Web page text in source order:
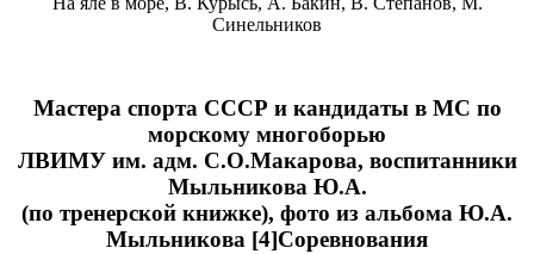
Синельников
Мастера спорта СССР и кандидаты в МС по
морскому многоборью
ЛВИМУ им. адм. С.О.Макарова, воспитанники
Мыльникова Ю.А.
(по тренерской книжке), фото из альбома Ю.А.
Мыльникова [4]Соревнования